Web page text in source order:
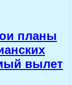
планы
вылет